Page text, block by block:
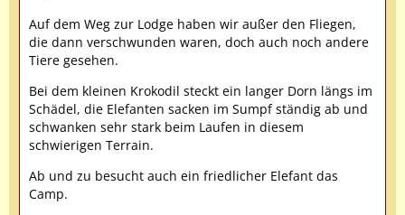
Auf dem Weg zur Lodge haben wir außer den Fliegen,
die dann verschwunden waren, doch auch noch andere
Tiere gesehen.
Bei dem kleinen Krokodil steckt ein langer Dorn längs im
Schädel, die Elefanten sacken im Sumpf ständig ab und
schwanken sehr stark beim Laufen in diesem
schwierigen Terrain.
Ab und zu besucht auch ein friedlicher Elefant das
Camp.